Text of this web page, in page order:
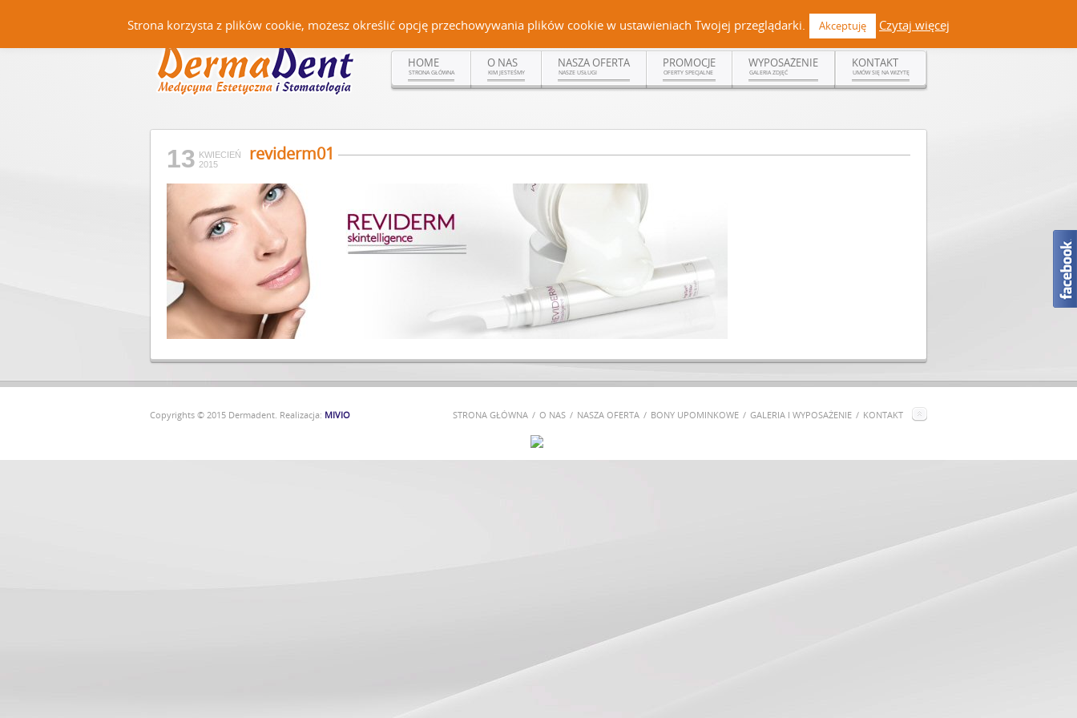
Czerteż 161, 38-500 Sanok | tel. (13) 464 99 92 | kom. +48 502 315 048 | kom. +48 519 108 720 | kontakt@dermadent.pl |
HOME
STRONA GŁÓWNA
O NAS
KIM JESTEŚMY
NASZA OFERTA
NASZE USŁUGI
PROMOCJE
OFERTY SPECJALNE
WYPOSAŻENIE
GALERIA ZDJĘĆ
KONTAKT
UMÓW SIĘ NA WIZYTĘ
13 KWIECIEŃ
2015
reviderm01
STRONA GŁÓWNA O NAS NASZA OFERTA BONY UPOMINKOWE GALERIA I WYPOSAŻENIE KONTAKT
Copyrights © 2015 Dermadent. Realizacja: MIVIO
Strona korzysta z plików cookie, możesz określić opcję przechowywania plików cookie w ustawieniach Twojej przeglądarki. Akceptuję Czytaj więcej